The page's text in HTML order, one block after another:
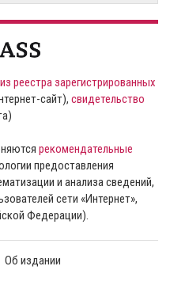
реестра зарегистрированных
сайт), свидетельство
рекомендательные
предоставления
и анализа сведений,
сети «Интернет»,
Федерации).
Об издании